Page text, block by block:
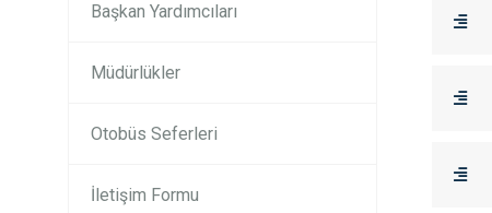
Başkan Yardımcıları
Müdürlükler
Otobüs Seferleri
İletişim Formu